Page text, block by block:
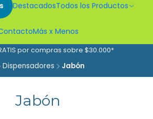
DestacadosTodos los Productos
Más x Menos
por compras sobre $30.000*
Dispensadores Jabón
Jabón